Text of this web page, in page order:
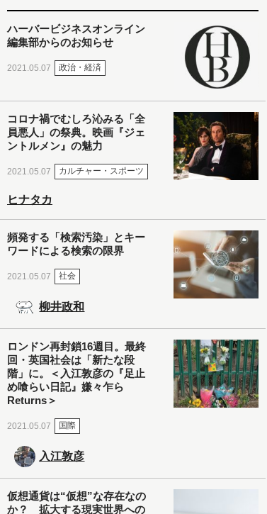
ハーバービジネスオンライン
編集部からのお知らせ
2021.05.07 政治・経済
コロナ禍でむしろ沁みる「全
員悪人」の祭典。映画『ジェ
ントルメン』の魅力
2021.05.07 カルチャー・スポーツ
ヒナタカ
頻発する「検索汚染」とキー
ワードによる検索の限界
2021.05.07 社会
柳井政和
ロンドン再封鎖16週目。最終
回・英国社会は「新たな段
階」に。＜入江敦彦の『足止
め喰らい日記』嫌々乍ら
Returns＞
2021.05.07 国際
入江敦彦
仮想通貨は“仮想”な存在なの
か？ 拡大する現実世界への